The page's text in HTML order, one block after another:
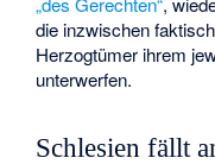
die inzwischen
Herzogtümer ihrem
unterwerfen.
Schlesien fällt